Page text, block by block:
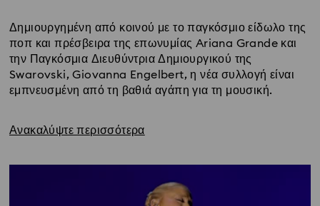
Δημιουργημένη από κοινού με το παγκόσμιο είδωλο της
ποπ και πρέσβειρα της επωνυμίας Ariana Grande και
την Παγκόσμια Διευθύντρια Δημιουργικού της
Swarovski, Giovanna Engelbert, η νέα συλλογή είναι
εμπνευσμένη από τη βαθιά αγάπη για τη μουσική.
Ανακαλύψτε περισσότερα